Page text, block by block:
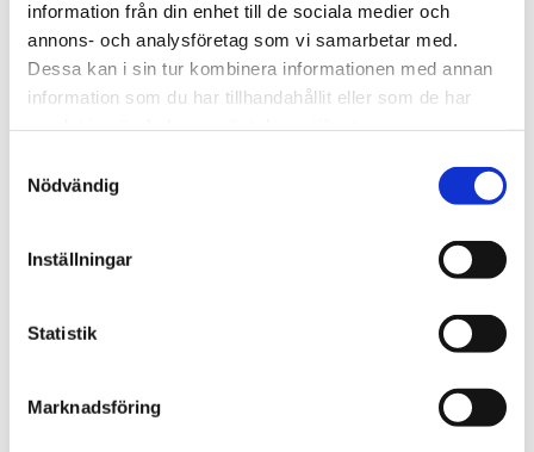
information från din enhet till de sociala medier och
annons- och analysföretag som vi samarbetar med.
Dessa kan i sin tur kombinera informationen med annan
information som du har tillhandahållit eller som de har
Nödvändig
Inställningar
Statistik
Marknadsföring
konfigurering.
STÄLL EN FRÅGA OM PRODUKTEN